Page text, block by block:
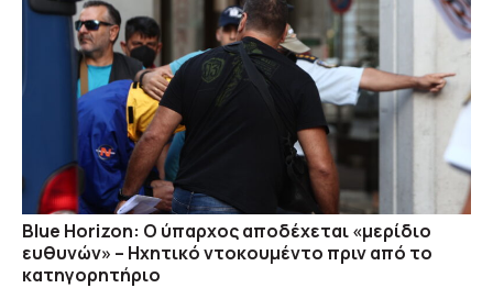
Blue Horizon: Ο ύπαρχος αποδέχεται «μερίδιο
ευθυνών» – Ηχητικό ντοκουμέντο πριν από το
κατηγορητήριο